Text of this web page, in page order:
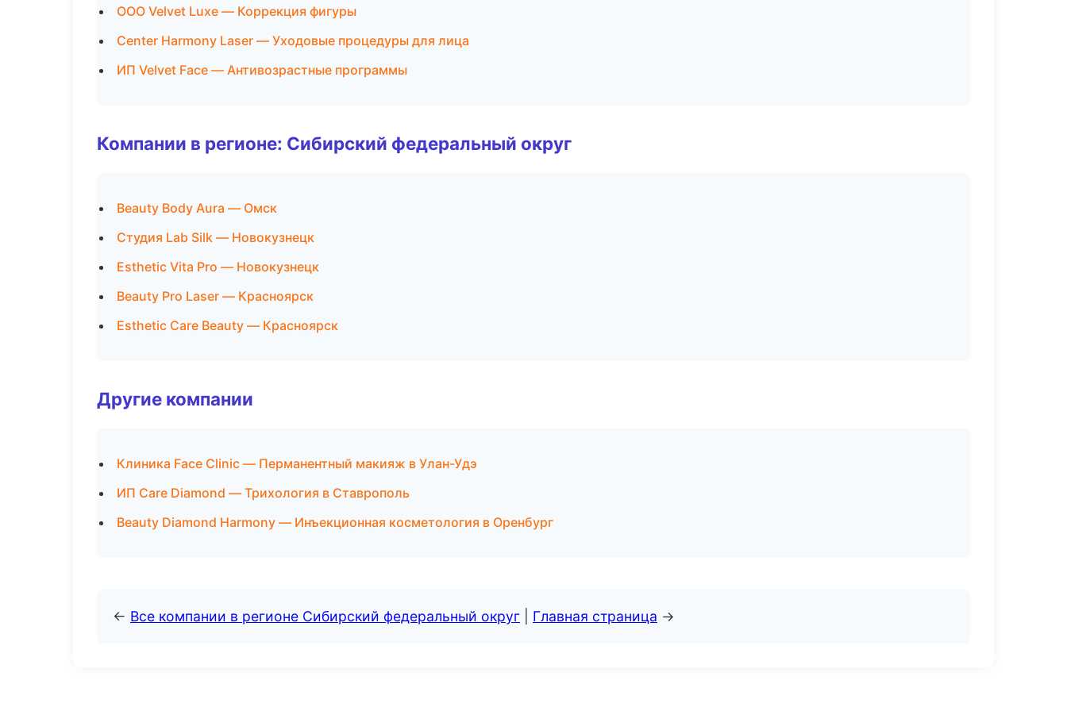
ООО Velvet Luxe — Коррекция фигуры
Center Harmony Laser — Уходовые процедуры для лица
ИП Velvet Face — Антивозрастные программы
Компании в регионе: Сибирский федеральный округ
Beauty Body Aura — Омск
Студия Lab Silk — Новокузнецк
Esthetic Vita Pro — Новокузнецк
Beauty Pro Laser — Красноярск
Esthetic Care Beauty — Красноярск
Другие компании
Клиника Face Clinic — Перманентный макияж в Улан-Удэ
ИП Care Diamond — Трихология в Ставрополь
Beauty Diamond Harmony — Инъекционная косметология в Оренбург
← Все компании в регионе Сибирский федеральный округ Главная страница →